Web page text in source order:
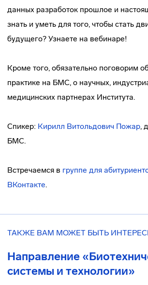
данных разработок прошлое и
знать и уметь для того, чтобы стать
будущего? Узнаете на вебинаре!
Кроме того, обязательно поговорим
практике на БМС, о научных,
медицинских партнерах Института.
Спикер: Кирилл Витольдович Пожар,
БМС.
Встречаемся в группе для
ВКонтакте.
ТАКЖЕ ВАМ МОЖЕТ БЫТЬ
Направление
системы и технологии»